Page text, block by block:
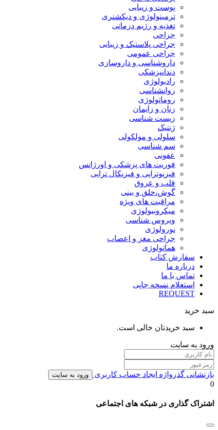
پوست و زیبایی
ترمینولوژی و دیکشنری
تغذیه و رژیم درمانی
جراحی
جراحی پلاستیک و زیبایی
جراحی عمومی
داروشناسی و داروسازی
دندانپزشکی
رادیولوژی
روانشناسی
روماتولوژی
زنان و زایمان
زیست شناسی
ژنتیک
سلولی و مولکولی
سم شناسی
عفونی
فوریت های پزشکی و اورژانس
فیزیوتراپی و فیزیکال تراپی
قلب و عروق
گوش،حلق و بینی
مراقبت های ویژه
میکروبیولوژی
ویروس شناسی
نورولوژی
جراحی مغز و اعصاب
هماتولوژی
سفارش کتاب
درباره ما
تماس با ما
استعلام نسخه چاپی
REQUEST
سبد خرید
سبد خریدتان خالی است.
ورود به سایت
بازنشانی گذرواژه ایجاد حساب کاربری ورود به سایت
0
اشتراک گذاری در شبکه های اجتماعی